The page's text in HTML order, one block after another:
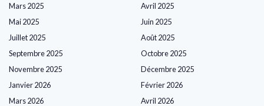
Mars 2025
Avril 2025
Mai 2025
Juin 2025
Juillet 2025
Août 2025
Septembre 2025
Octobre 2025
Novembre 2025
Décembre 2025
Janvier 2026
Février 2026
Mars 2026
Avril 2026